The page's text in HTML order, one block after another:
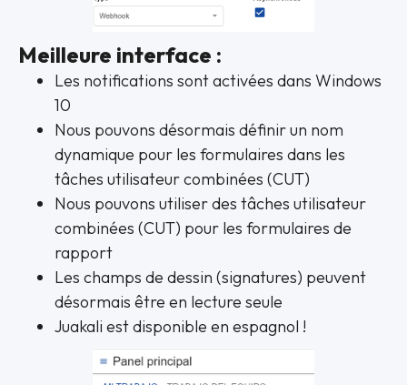
Meilleure interface :
Les notifications sont activées dans Windows
10
Nous pouvons désormais définir un nom
dynamique pour les formulaires dans les
tâches utilisateur combinées (CUT)
Nous pouvons utiliser des tâches utilisateur
combinées (CUT) pour les formulaires de
rapport
Les champs de dessin (signatures) peuvent
désormais être en lecture seule
Juakali est disponible en espagnol !